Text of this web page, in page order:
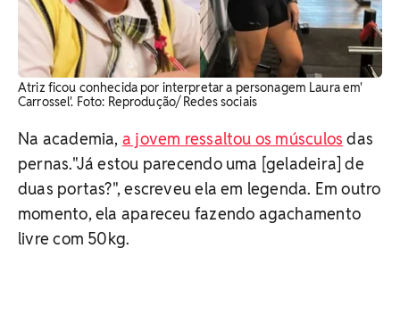
Atriz ficou conhecida por interpretar a personagem Laura em'
Carrossel'. Foto: Reprodução/ Redes sociais
Na academia, a jovem ressaltou os músculos das
pernas."Já estou parecendo uma [geladeira] de
duas portas?", escreveu ela em legenda. Em outro
momento, ela apareceu fazendo agachamento
livre com 50kg.